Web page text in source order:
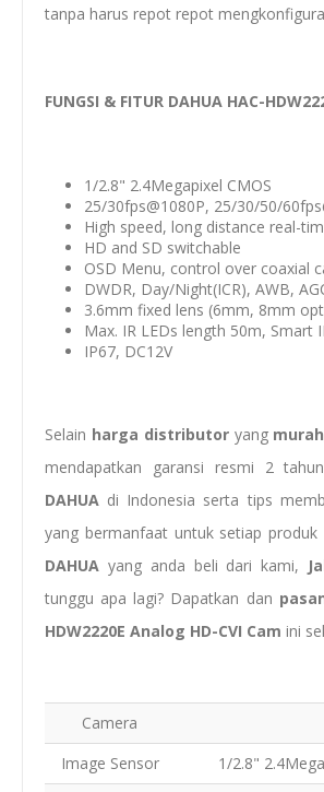
tanpa harus repot repot
FUNGSI & FITUR DAHUA HAC-
1/2.8" 2.4Megapixel CMOS
25/30fps@1080P, 25/30/50/
High speed, long distance real-
HD and SD switchable
OSD Menu, control over coaxial
DWDR, Day/Night(ICR), AWB,
3.6mm fixed lens (6mm, 8mm
Max. IR LEDs length 50m, Smart
IP67, DC12V
Selain harga distributor yangmurah
mendapatkan garansi resmi 2
DAHUA di Indonesia serta tips
yang bermanfaat untuk setiap produk
DAHUA yang anda beli dari kami,
tunggu apa lagi? Dapatkan dan
HDW2220E Analog HD-CVI Cam ini
Camera
Image Sensor
1/2.8"